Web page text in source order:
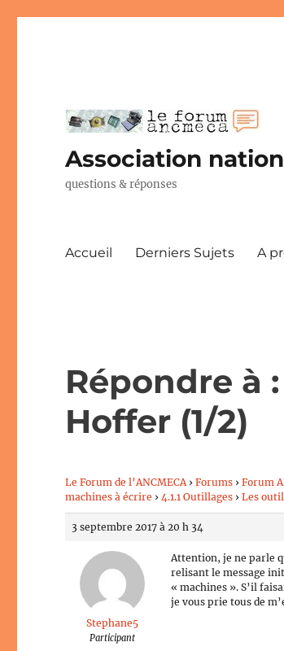
Association
questions & réponses
Accueil Derniers Sujets A
Répondre à
Hoffer (1/2)
Le Forum de l’ANCMECA › Forums › Forum
machines à écrire › 4.1.1 Outillages › Les
3 septembre 2017 à 20 h 34
Stephane5
Participant
Attention, je ne parle
relisant le message
« machines ». S’il
je vous prie tous de